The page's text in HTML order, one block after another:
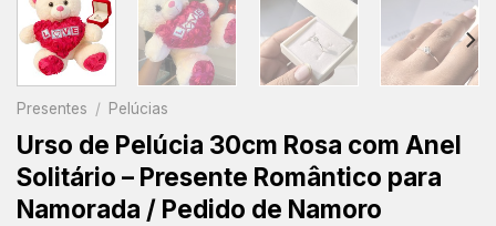
Presentes / Pelúcias
Urso de Pelúcia 30cm Rosa com Anel
Solitário – Presente Romântico para
Namorada / Pedido de Namoro